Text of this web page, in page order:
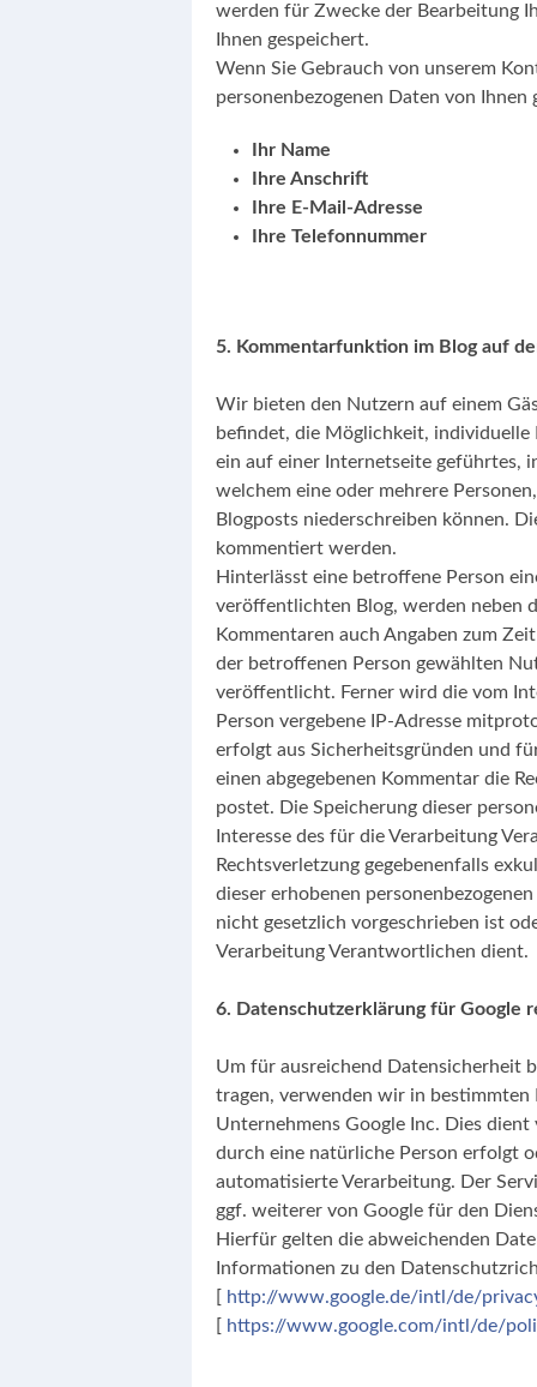
werden für Zwecke der Bearbeitung
Ihnen gespeichert.
Wenn Sie Gebrauch von unserem
personenbezogenen Daten von Ihnen
Ihr Name
Ihre Anschrift
Ihre E-Mail-Adresse
Ihre Telefonnummer
5. Kommentarfunktion im Blog auf
Wir bieten den Nutzern auf einem
befindet, die Möglichkeit, individuelle
ein auf einer Internetseite geführtes,
welchem eine oder mehrere
Blogposts niederschreiben können.
kommentiert werden.
Hinterlässt eine betroffene Person
veröffentlichten Blog, werden neben
Kommentaren auch Angaben zum
der betroffenen Person gewählten
veröffentlicht. Ferner wird die vom
Person vergebene IP-Adresse
erfolgt aus Sicherheitsgründen und
einen abgegebenen Kommentar die
postet. Die Speicherung dieser
Interesse des für die Verarbeitung
Rechtsverletzung gegebenenfalls
dieser erhobenen
nicht gesetzlich vorgeschrieben ist
Verarbeitung Verantwortlichen dient.
6. Datenschutzerklärung für Google
Um für ausreichend Datensicherheit
tragen, verwenden wir in bestimmten
Unternehmens Google Inc. Dies
durch eine natürliche Person erfolgt
automatisierte Verarbeitung. Der
ggf. weiterer von Google für den
Hierfür gelten die abweichenden
Informationen zu den
http://www.google.de/intl/de/
https://www.google.com/intl/de/